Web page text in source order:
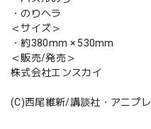
・のりヘラ
＜サイズ＞
・約380mm × 530mm
＜販売/発売＞
株式会社エンスカイ
(C)西尾維新/講談社・アニプ